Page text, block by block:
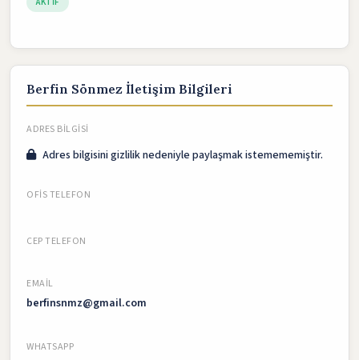
Berfin Sönmez İletişim Bilgileri
ADRES BILGISI
Adres bilgisini gizlilik nedeniyle paylaşmak istemememiştir.
OFIS TELEFON
CEP TELEFON
EMAIL
berfinsnmz@gmail.com
WHATSAPP